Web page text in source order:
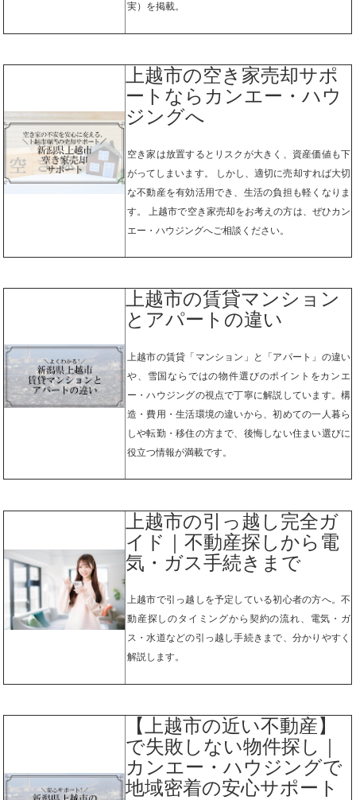
実）を掲載。
上越市の空き家売却サポ
ートならカンエー・ハウ
ジングへ
空き家は放置するとリスクが大きく、資産価値も下
がってしまいます。 しかし、適切に売却すれば大切
な不動産を有効活用でき、生活の負担も軽くなりま
す。 上越市で空き家売却をお考えの方は、ぜひカン
エー・ハウジングへご相談ください。
上越市の賃貸マンション
とアパートの違い
上越市の賃貸「マンション」と「アパート」の違い
や、雪国ならではの物件選びのポイントをカンエ
ー・ハウジングの視点で丁寧に解説しています。構
造・費用・生活環境の違いから、初めての一人暮ら
しや転勤・移住の方まで、後悔しない住まい選びに
役立つ情報が満載です。
上越市の引っ越し完全ガ
イド｜不動産探しから電
気・ガス手続きまで
上越市で引っ越しを予定している初心者の方へ。不
動産探しのタイミングから契約の流れ、電気・ガ
ス・水道などの引っ越し手続きまで、分かりやすく
解説します。
【上越市の近い不動産】
で失敗しない物件探し｜
カンエー・ハウジングで
地域密着の安心サポート